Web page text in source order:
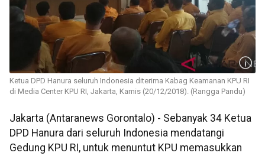
Ketua DPD Hanura seluruh Indonesia diterima Kabag Keamanan KPU RI
di Media Center KPU RI, Jakarta, Kamis (20/12/2018). (Rangga Pandu)
Jakarta (Antaranews Gorontalo) - Sebanyak 34 Ketua
DPD Hanura dari seluruh Indonesia mendatangi
Gedung KPU RI, untuk menuntut KPU memasukkan